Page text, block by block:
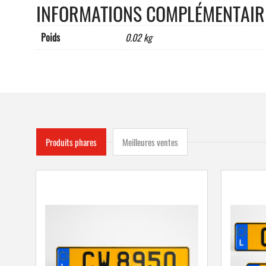
INFORMATIONS
Poids 0.02 kg
Produits phares Meilleures ventes